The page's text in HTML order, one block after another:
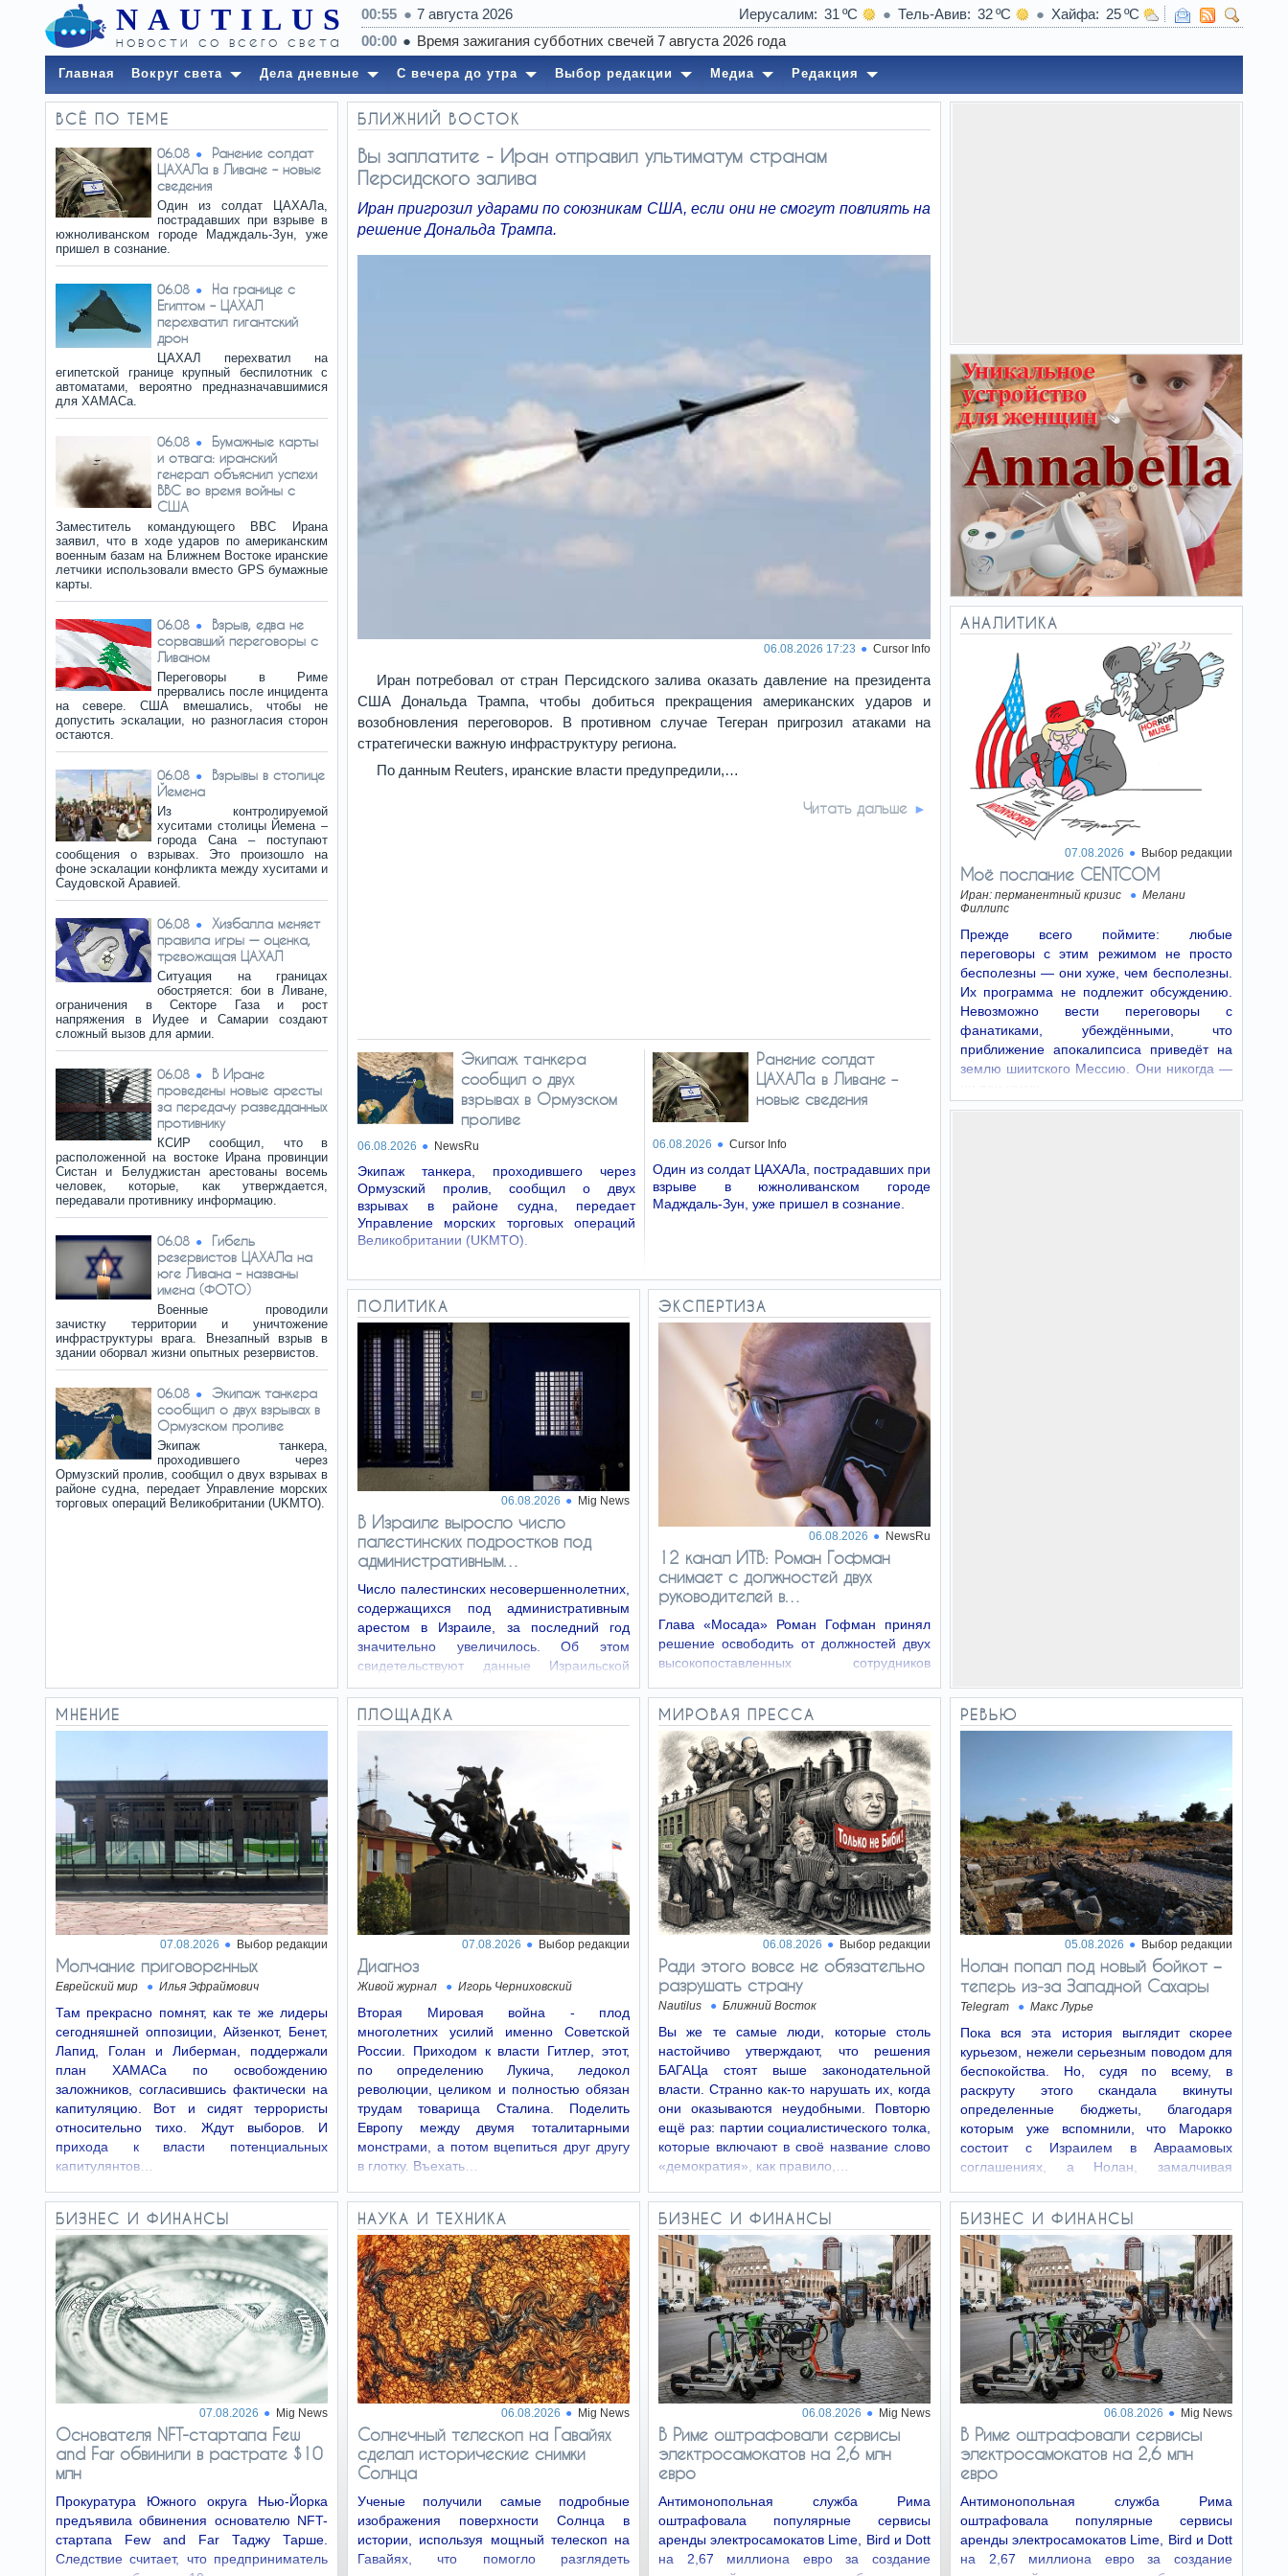
NAUTILUS
новости со всего света
00:55 7 августа 2026 Иерусалим 31 Тель-Авив 32 Хайфа 25
Главная Вокруг света Дела дневные С вечера до утра Выбор редакции Медиа Редакция
ВСЁ ПО ТЕМЕ
06.08
Ранение солдат
ЦАХАЛа в Ливане – новые
сведения
Один из солдат ЦАХАЛа,
пострадавших при взрыве в
южноливанском городе Мадждаль-Зун, уже
пришел в сознание.
06.08
На границе с
Египтом – ЦАХАЛ
перехватил гигантский
дрон
ЦАХАЛ перехватил на
египетской границе крупный беспилотник с
автоматами, вероятно предназначавшимися
для ХАМАСа.
06.08
Бумажные карты
и отвага: иранский
генерал объяснил успехи
ВВС во время войны с
США
Заместитель командующего ВВС Ирана
заявил, что в ходе ударов по американским
военным базам на Ближнем Востоке иранские
летчики использовали вместо GPS бумажные
карты.
06.08
Взрыв, едва не
сорвавший переговоры с
Ливаном
Переговоры в Риме
прервались после инцидента
на севере. США вмешались, чтобы не
допустить эскалации, но разногласия сторон
остаются.
06.08
Взрывы в столице
Йемена
Из контролируемой
хуситами столицы Йемена –
города Сана – поступают
сообщения о взрывах. Это произошло на
фоне эскалации конфликта между хуситами и
Саудовской Аравией.
06.08
Хизбалла меняет
правила игры — оценка,
тревожащая ЦАХАЛ
Ситуация на границах
обостряется: бои в Ливане,
ограничения в Секторе Газа и рост
напряжения в Иудее и Самарии создают
сложный вызов для армии.
06.08
В Иране
проведены новые аресты
за передачу разведданных
противнику
КСИР сообщил, что в
расположенной на востоке Ирана провинции
Систан и Белуджистан арестованы восемь
человек, которые, как утверждается,
передавали противнику информацию.
06.08
Гибель
резервистов ЦАХАЛа на
юге Ливана – названы
имена (ФОТО)
Военные проводили
зачистку территории и уничтожение
инфраструктуры врага. Внезапный взрыв в
здании оборвал жизни опытных резервистов.
06.08
Экипаж танкера
сообщил о двух взрывах в
Ормузском проливе
Экипаж танкера,
проходившего через
Ормузский пролив, сообщил о двух взрывах в
районе судна, передает Управление морских
торговых операций Великобритании (UKMTO).
БЛИЖНИЙ ВОСТОК
Вы заплатите - Иран отправил ультиматум странам
Персидского залива
Иран пригрозил ударами по союзникам США, если они не смогут повлиять на
решение Дональда Трампа.
06.08.2026 17:23 Cursor Info
Иран потребовал от стран Персидского залива оказать давление на президента
США Дональда Трампа, чтобы добиться прекращения американских ударов и
возобновления переговоров. В противном случае Тегеран пригрозил атаками на
стратегически важную инфраструктуру региона.
По данным Reuters, иранские власти предупредили,…
Читать дальше
Экипаж танкера
сообщил о двух
взрывах в Ормузском
проливе
06.08.2026 NewsRu
Экипаж танкера, проходившего через
Ормузский пролив, сообщил о двух
взрывах в районе судна, передает
Управление морских торговых операций
Великобритании (UKMTO).
Ранение солдат
ЦАХАЛа в Ливане –
новые сведения
06.08.2026 Cursor Info
Один из солдат ЦАХАЛа, пострадавших при
взрыве в южноливанском городе
Мадждаль-Зун, уже пришел в сознание.
ПОЛИТИКА
06.08.2026 Mig News
В Израиле выросло число
палестинских подростков под
административным…
Число палестинских несовершеннолетних,
содержащихся под административным
арестом в Израиле, за последний год
значительно увеличилось. Об этом
свидетельствуют данные Израильской
тюремной службы,…
ЭКСПЕРТИЗА
06.08.2026 NewsRu
12 канал ИТВ: Роман Гофман
снимает с должностей двух
руководителей в…
Глава «Мосада» Роман Гофман принял
решение освободить от должностей двух
высокопоставленных сотрудников
режима в Иране.
АНАЛИТИКА
07.08.2026 Выбор редакции
Моё послание CENTCOM
Иран: перманентный кризис
Мелани
Филлипс
Прежде всего поймите: любые
переговоры с этим режимом не просто
бесполезны — они хуже, чем бесполезны.
Их программа не подлежит обсуждению.
Невозможно вести переговоры с
фанатиками, убеждёнными, что
приближение апокалипсиса приведёт на
землю шиитского Мессию. Они никогда —
МНЕНИЕ
07.08.2026 Выбор редакции
Молчание приговоренных
Еврейский мир Илья Эфраймович
Там прекрасно помнят, как те же лидеры
сегодняшней оппозиции, Айзенкот, Бенет,
Лапид, Голан и Либерман, поддержали
план ХАМАСа по освобождению
заложников, согласившись фактически на
капитуляцию. Вот и сидят террористы
относительно тихо. Ждут выборов. И
прихода к власти потенциальных
капитулянтов…
ПЛОЩАДКА
07.08.2026 Выбор редакции
Диагноз
Живой журнал Игорь Черниховский
Вторая Мировая война - плод
многолетних усилий именно Советской
России. Приходом к власти Гитлер, этот,
по определению Лукича, ледокол
революции, целиком и полностью обязан
трудам товарища Сталина. Поделить
Европу между двумя тоталитарными
монстрами, а потом вцепиться друг другу
в глотку. Въехать…
МИРОВАЯ ПРЕССА
06.08.2026 Выбор редакции
Ради этого вовсе не обязательно
разрушать страну
Nautilus Ближний Восток
Вы же те самые люди, которые столь
настойчиво утверждают, что решения
БАГАЦа стоят выше законодательной
власти. Странно как-то нарушать их, когда
они оказываются неудобными. Повторю
ещё раз: партии социалистического толка,
которые включают в своё название слово
«демократия», как правило,…
РЕВЬЮ
05.08.2026 Выбор редакции
Нолан попал под новый бойкот −
теперь из‑за Западной Сахары
Telegram Макс Лурье
Пока вся эта история выглядит скорее
курьезом, нежели серьезным поводом для
беспокойства. Но, судя по всему, в
раскруту этого скандала вкинуты
определенные бюджеты, благодаря
которым уже вспомнили, что Марокко
состоит с Израилем в Авраамовых
соглашениях, а Нолан, замалчивая
БИЗНЕС И ФИНАНСЫ
07.08.2026 Mig News
Основателя NFT-стартапа Few
and Far обвинили в растрате $10
млн
Прокуратура Южного округа Нью-Йорка
предъявила обвинения основателю NFT-
стартапа Few and Far Таджу Тарше.
Следствие считает, что предприниматель
НАУКА И ТЕХНИКА
06.08.2026 Mig News
Солнечный телескоп на Гавайях
сделал исторические снимки
Солнца
Ученые получили самые подробные
изображения поверхности Солнца в
истории, используя мощный телескоп на
Гавайях, что помогло разглядеть
БИЗНЕС И ФИНАНСЫ
06.08.2026 Mig News
В Риме оштрафовали сервисы
электросамокатов на 2,6 млн
евро
Антимонопольная служба Рима
оштрафовала популярные сервисы
аренды электросамокатов Lime, Bird и Dott
на 2,67 миллиона евро за создание
БИЗНЕС И ФИНАНСЫ
06.08.2026 Mig News
В Риме оштрафовали сервисы
электросамокатов на 2,6 млн
евро
Антимонопольная служба Рима
оштрафовала популярные сервисы
аренды электросамокатов Lime, Bird и Dott
на 2,67 миллиона евро за создание